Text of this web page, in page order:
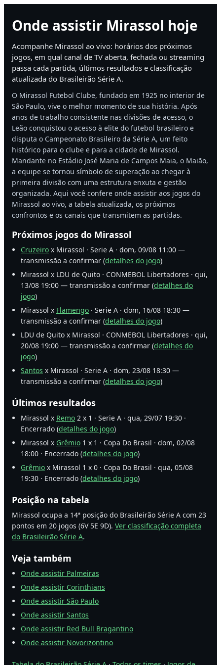
Onde assistir Mirassol hoje
Acompanhe Mirassol ao vivo: horários dos próximos
jogos, em qual canal de TV aberta, fechada ou streaming
passa cada partida, últimos resultados e classificação
atualizada do Brasileirão Série A.
O Mirassol Futebol Clube, fundado em 1925 no interior de
São Paulo, vive o melhor momento de sua história. Após
anos de trabalho consistente nas divisões de acesso, o
Leão conquistou o acesso à elite do futebol brasileiro e
disputa o Campeonato Brasileiro da Série A, um feito
histórico para o clube e para a cidade de Mirassol.
Mandante no Estádio José Maria de Campos Maia, o Maião,
a equipe se tornou símbolo de superação ao chegar à
primeira divisão com uma estrutura enxuta e gestão
organizada. Aqui você confere onde assistir aos jogos do
Mirassol ao vivo, a tabela atualizada, os próximos
confrontos e os canais que transmitem as partidas.
Próximos jogos do Mirassol
Cruzeiro x Mirassol · Serie A · dom, 09/08 11:00 —
transmissão a confirmar (detalhes do jogo)
Mirassol x LDU de Quito · CONMEBOL Libertadores · qui,
13/08 19:00 — transmissão a confirmar (detalhes do
jogo)
Mirassol x Flamengo · Serie A · dom, 16/08 18:30 —
transmissão a confirmar (detalhes do jogo)
LDU de Quito x Mirassol · CONMEBOL Libertadores · qui,
20/08 19:00 — transmissão a confirmar (detalhes do
jogo)
Santos x Mirassol · Serie A · dom, 23/08 18:30 —
transmissão a confirmar (detalhes do jogo)
Últimos resultados
Mirassol x Remo 2 x 1 · Serie A · qua, 29/07 19:30 ·
Encerrado (detalhes do jogo)
Mirassol x Grêmio 1 x 1 · Copa Do Brasil · dom, 02/08
18:00 · Encerrado (detalhes do jogo)
Grêmio x Mirassol 1 x 0 · Copa Do Brasil · qua, 05/08
19:30 · Encerrado (detalhes do jogo)
Posição na tabela
Mirassol ocupa a 14ª posição do Brasileirão Série A com 23
pontos em 20 jogos (6V 5E 9D). Ver classificação completa
do Brasileirão Série A.
Veja também
Onde assistir Palmeiras
Onde assistir Corinthians
Onde assistir São Paulo
Onde assistir Santos
Onde assistir Red Bull Bragantino
Onde assistir Novorizontino